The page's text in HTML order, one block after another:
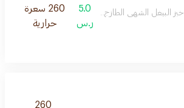
خبز البيغل الشهي الطازج محضر من النخالة
5.0
ر.س
260 سعرة
حرارية
260